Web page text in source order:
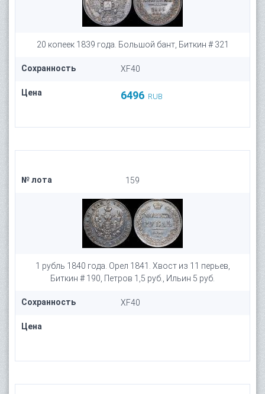
20 копеек 1839 года. Большой бант, Биткин # 321
Сохранность XF40
Цена 6496 RUB
№ лота 159
1 рубль 1840 года. Орел 1841. Хвост из 11 перьев,
Биткин # 190, Петров 1,5 руб., Ильин 5 руб.
Сохранность XF40
Цена